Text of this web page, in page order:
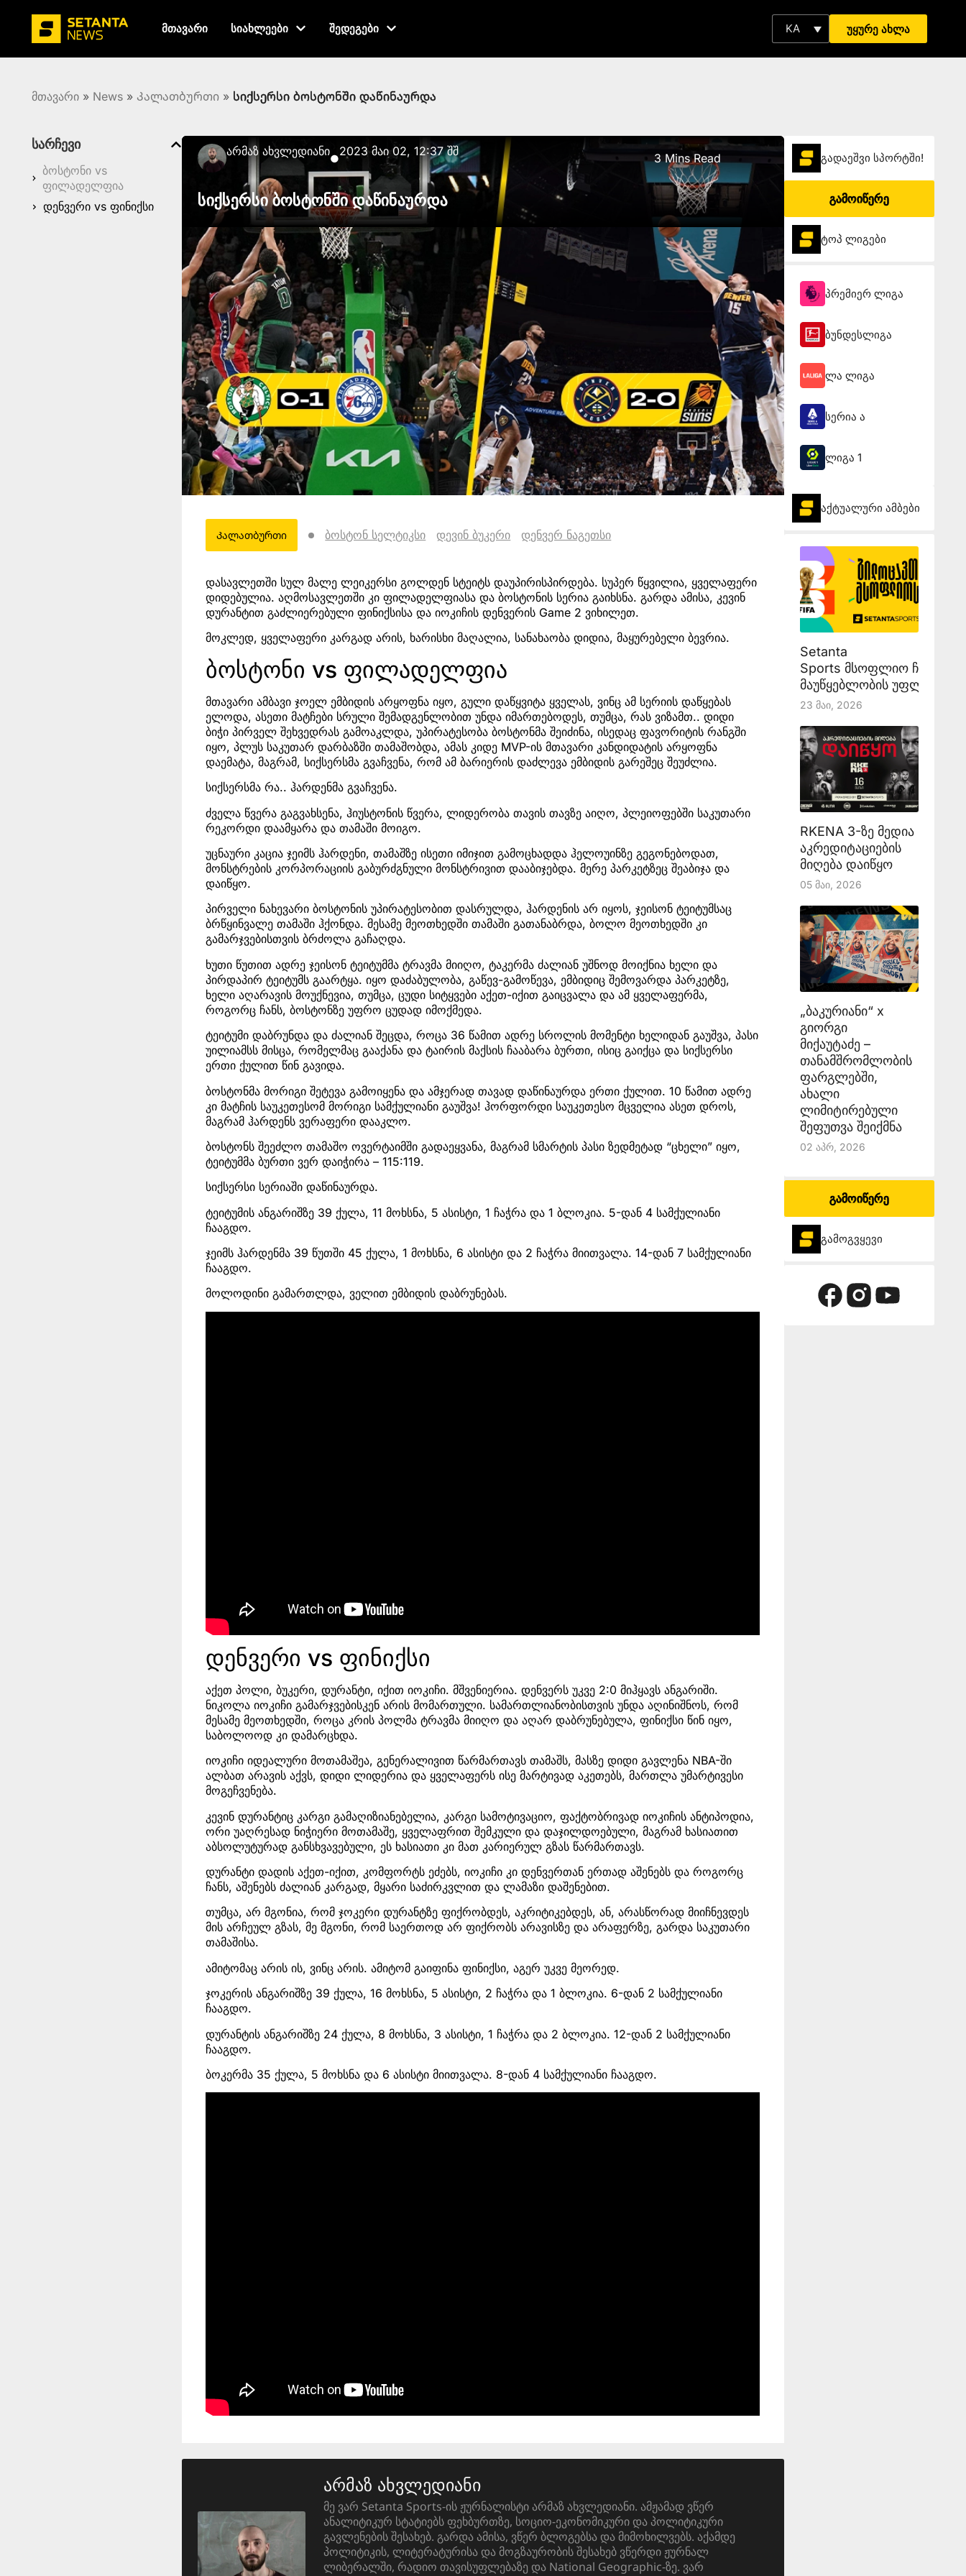
მთავარი სიახლეები შედეგები KA უყურე ახლა
მთავარი » News » Კალათბურთი » სიქსერსი ბოსტონში დაწინაურდა
სარჩევი
ბოსტონი vs
ფილადელფია
დენვერი vs ფინიქსი
Არმაზ Ახვლედიანი●2023 მაი 02, 12:37 შშ 3 Mins Read
სიქსერსი ბოსტონში დაწინაურდა
Კალათბურთი ბოსტონ სელტიკსი დევინ ბუკერი დენვერ ნაგეთსი
დასავლეთში სულ მალე ლეიკერსი გოლდენ სტეიტს დაუპირისპირდება. სუპერ წყვილია, ყველაფერი
დიდებულია. აღმოსავლეთში კი ფილადელფიასა და ბოსტონის სერია გაიხსნა. გარდა ამისა, კევინ
დურანტით გაძლიერებული ფინიქსისა და იოკიჩის დენვერის Game 2 ვიხილეთ.
მოკლედ, ყველაფერი კარგად არის, ხარისხი მაღალია, სანახაობა დიდია, მაყურებელი ბევრია.
ბოსტონი vs ფილადელფია
მთავარი ამბავი ჯოელ ემბიდის არყოფნა იყო, გული დაწყვიტა ყველას, ვინც ამ სერიის დაწყებას
ელოდა, ასეთი მატჩები სრული შემადგენლობით უნდა იმართებოდეს, თუმცა, რას ვიზამთ.. დიდი
ბიჭი პირველ შეხვედრას გამოაკლდა, უპირატესობა ბოსტონმა შეიძინა, ისედაც ფავორიტის რანგში
იყო, პლუს საკუთარ დარბაზში თამაშობდა, ამას კიდე MVP-ის მთავარი კანდიდატის არყოფნა
დაემატა, მაგრამ, სიქსერსმა გვაჩვენა, რომ ამ ბარიერის დაძლევა ემბიდის გარეშეც შეუძლია.
სიქსერსმა რა.. ჰარდენმა გვაჩვენა.
ძველა წვერა გაგვახსენა, ჰიუსტონის წვერა, ლიდერობა თავის თავზე აიღო, პლეიოფებში საკუთარი
რეკორდი დაამყარა და თამაში მოიგო.
უცნაური კაცია ჯეიმს ჰარდენი, თამაშზე ისეთი იმიჯით გამოცხადდა ჰელოუინზე გეგონებოდათ,
მონსტრების კორპორაციის გაბურძგნული მონსტრივით დააბიჯებდა. მერე პარკეტზეც შეაბიჯა და
დაიწყო.
პირველი ნახევარი ბოსტონის უპირატესობით დასრულდა, ჰარდენის არ იყოს, ჯეისონ ტეიტუმსაც
ბრწყინვალე თამაში ჰქონდა. მესამე მეოთხედში თამაში გათანაბრდა, ბოლო მეოთხედში კი
გამარჯვებისთვის ბრძოლა გაჩაღდა.
ხუთი წუთით ადრე ჯეისონ ტეიტუმმა ტრავმა მიიღო, ტაკერმა ძალიან უშნოდ მოიქნია ხელი და
პირდაპირ ტეიტუმს გაარტყა. იყო დაძაბულობა, გაწევ-გამოწევა, ემბიდიც შემოვარდა პარკეტზე,
ხელი აღარავის მოუქნევია, თუმცა, ცუდი სიტყვები აქეთ-იქით გაიცვალა და ამ ყველაფერმა,
როგორც ჩანს, ბოსტონზე უფრო ცუდად იმოქმედა.
ტეიტუმი დაბრუნდა და ძალიან შეცდა, როცა 36 წამით ადრე სროლის მომენტი ხელიდან გაუშვა, პასი
უილიამსს მისცა, რომელმაც გააქანა და ტაირის მაქსის ჩააბარა ბურთი, ისიც გაიქცა და სიქსერსი
ერთი ქულით წინ გავიდა.
ბოსტონმა მორიგი შეტევა გამოიყენა და ამჯერად თავად დაწინაურდა ერთი ქულით. 10 წამით ადრე
კი მატჩის საუკეთესომ მორიგი სამქულიანი გაუშვა! ჰორფორდი საუკეთესო მცველია ასეთ დროს,
მაგრამ ჰარდენს ვერაფერი დააკლო.
ბოსტონს შეეძლო თამაშო ოვერტაიმში გადაეყვანა, მაგრამ სმარტის პასი ზედმეტად “ცხელი” იყო,
ტეიტუმმა ბურთი ვერ დაიჭირა – 115:119.
სიქსერსი სერიაში დაწინაურდა.
ტეიტუმის ანგარიშზე 39 ქულა, 11 მოხსნა, 5 ასისტი, 1 ჩაჭრა და 1 ბლოკია. 5-დან 4 სამქულიანი
ჩააგდო.
ჯეიმს ჰარდენმა 39 წუთში 45 ქულა, 1 მოხსნა, 6 ასისტი და 2 ჩაჭრა მიითვალა. 14-დან 7 სამქულიანი
ჩააგდო.
მოლოდინი გამართლდა, ველით ემბიდის დაბრუნებას.
დენვერი vs ფინიქსი
აქეთ პოლი, ბუკერი, დურანტი, იქით იოკიჩი. მშვენიერია. დენვერს უკვე 2:0 მიჰყავს ანგარიში.
ნიკოლა იოკიჩი გამარჯვებისკენ არის მომართული. სამართლიანობისთვის უნდა აღინიშნოს, რომ
მესამე მეოთხედში, როცა კრის პოლმა ტრავმა მიიღო და აღარ დაბრუნებულა, ფინიქსი წინ იყო,
საბოლოოდ კი დამარცხდა.
იოკიჩი იდეალური მოთამაშეა, გენერალივით წარმართავს თამაშს, მასზე დიდი გავლენა NBA-ში
ალბათ არავის აქვს, დიდი ლიდერია და ყველაფერს ისე მარტივად აკეთებს, მართლა უმარტივესი
მოგეჩვენება.
კევინ დურანტიც კარგი გამაღიზიანებელია, კარგი სამოტივაციო, ფაქტობრივად იოკიჩის ანტიპოდია,
ორი უაღრესად ნიჭიერი მოთამაშე, ყველაფრით შემკული და დაჯილდოებული, მაგრამ ხასიათით
აბსოლუტურად განსხვავებული, ეს ხასიათი კი მათ კარიერულ გზას წარმართავს.
დურანტი დადის აქეთ-იქით, კომფორტს ეძებს, იოკიჩი კი დენვერთან ერთად აშენებს და როგორც
ჩანს, აშენებს ძალიან კარგად, მყარი საძირკვლით და ლამაზი დაშენებით.
თუმცა, არ მგონია, რომ ჯოკერი დურანტზე ფიქრობდეს, აკრიტიკებდეს, ან, არასწორად მიიჩნევდეს
მის არჩეულ გზას, მე მგონი, რომ საერთოდ არ ფიქრობს არავისზე და არაფერზე, გარდა საკუთარი
თამაშისა.
ამიტომაც არის ის, ვინც არის. ამიტომ გაიფინა ფინიქსი, აგერ უკვე მეორედ.
ჯოკერის ანგარიშზე 39 ქულა, 16 მოხსნა, 5 ასისტი, 2 ჩაჭრა და 1 ბლოკია. 6-დან 2 სამქულიანი
ჩააგდო.
დურანტის ანგარიშზე 24 ქულა, 8 მოხსნა, 3 ასისტი, 1 ჩაჭრა და 2 ბლოკია. 12-დან 2 სამქულიანი
ჩააგდო.
ბოკერმა 35 ქულა, 5 მოხსნა და 6 ასისტი მიითვალა. 8-დან 4 სამქულიანი ჩააგდო.
არმაზ ახვლედიანი
მე ვარ Setanta Sports-ის ჟურნალისტი არმაზ ახვლედიანი. ამჟამად ვწერ
ანალიტიკურ სტატიებს ფეხბურთზე, სოციო-ეკონომიკური და პოლიტიკური
გავლენების შესახებ. გარდა ამისა, ვწერ ბლოგებსა და მიმოხილვებს. აქამდე
პოლიტიკის, ლიტერატურისა და მოგზაურობის შესახებ ვწერდი ჟურნალ
ლიბერალში, რადიო თავისუფლებაზე და National Geographic-ზე. ვარ
გადაეშვი სპორტში!
გამოიწერე
ტოპ ლიგები
პრემიერ ლიგა
ბუნდესლიგა
ლა ლიგა
სერია ა
ლიგა 1
აქტუალური ამბები
Setanta
Sports მსოფლიო
მაუწყებლობის უფლებას
23 Მაი, 2026
RKENA 3-ზე მედია
აკრედიტაციების
მიღება დაიწყო
05 Მაი, 2026
„ბაკურიანი“ x
გიორგი
მიქაუტაძე –
თანამშრომლობის
ფარგლებში,
ახალი
ლიმიტირებული
შეფუთვა შეიქმნა
02 Აპრ, 2026
გამოიწერე
გამოგვყევი